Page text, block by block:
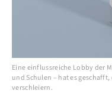
Eine einflussreiche Lobby der
und Schulen – hat es
verschleiern.